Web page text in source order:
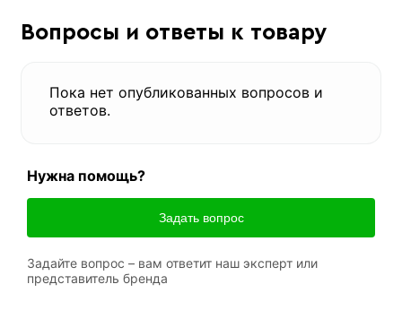
Вопросы и ответы к товару
Пока нет опубликованных вопросов и
ответов.
Нужна помощь?
Задать вопрос
Задайте вопрос – вам ответит наш эксперт или
представитель бренда